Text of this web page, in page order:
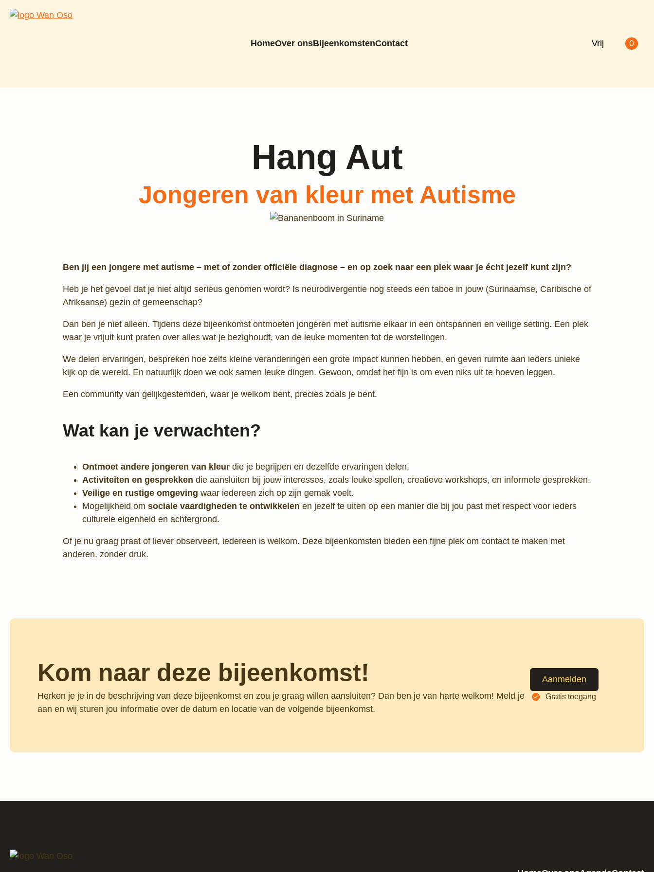
HomeOver onsBijeenkomstenContact Vrij 0
Hang Aut
Jongeren van kleur met Autisme
Ben jij een jongere met autisme – met of zonder officiële diagnose – en op zoek naar een plek waar je écht jezelf kunt zijn?
Heb je het gevoel dat je niet altijd serieus genomen wordt? Is neurodivergentie nog steeds een taboe in jouw (Surinaamse, Caribische of
Afrikaanse) gezin of gemeenschap?
Dan ben je niet alleen. Tijdens deze bijeenkomst ontmoeten jongeren met autisme elkaar in een ontspannen en veilige setting. Een plek
waar je vrijuit kunt praten over alles wat je bezighoudt, van de leuke momenten tot de worstelingen.
We delen ervaringen, bespreken hoe zelfs kleine veranderingen een grote impact kunnen hebben, en geven ruimte aan ieders unieke
kijk op de wereld. En natuurlijk doen we ook samen leuke dingen. Gewoon, omdat het fijn is om even niks uit te hoeven leggen.
Een community van gelijkgestemden, waar je welkom bent, precies zoals je bent.
Wat kan je verwachten?
Ontmoet andere jongeren van kleur die je begrijpen en dezelfde ervaringen delen.
Activiteiten en gesprekken die aansluiten bij jouw interesses, zoals leuke spellen, creatieve workshops, en informele gesprekken.
Veilige en rustige omgeving waar iedereen zich op zijn gemak voelt.
Mogelijkheid om sociale vaardigheden te ontwikkelen en jezelf te uiten op een manier die bij jou past met respect voor ieders
culturele eigenheid en achtergrond.
Of je nu graag praat of liever observeert, iedereen is welkom. Deze bijeenkomsten bieden een fijne plek om contact te maken met
anderen, zonder druk.
Kom naar deze bijeenkomst!
Herken je je in de beschrijving van deze bijeenkomst en zou je graag willen aansluiten? Dan ben je van harte welkom! Meld je
aan en wij sturen jou informatie over de datum en locatie van de volgende bijeenkomst.
Aanmelden
Gratis toegang